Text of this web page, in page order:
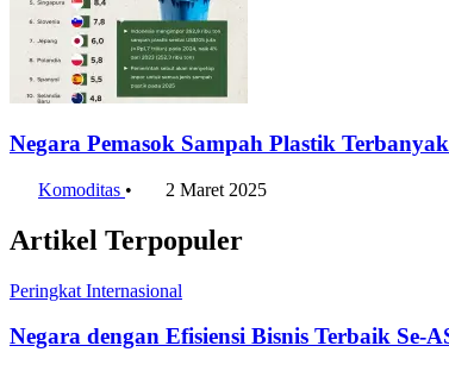
Negara Pemasok Sampah Plastik
Komoditas • 2 Maret 2025
Artikel Terpopuler
Peringkat Internasional
Negara dengan Efisiensi Bisnis Terbaik Se-